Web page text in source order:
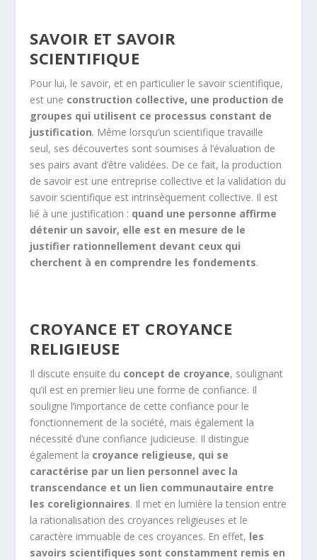
SAVOIR ET SAVOIR
SCIENTIFIQUE
Pour lui, le savoir, et en particulier le savoir scientifique,
est une construction collective, une production de
groupes qui utilisent ce processus constant de
justification. Même lorsqu’un scientifique travaille
seul, ses découvertes sont soumises à l’évaluation de
ses pairs avant d’être validées. De ce fait, la production
de savoir est une entreprise collective et la validation du
savoir scientifique est intrinsèquement collective. Il est
lié à une justification : quand une personne affirme
détenir un savoir, elle est en mesure de le
justifier rationnellement devant ceux qui
cherchent à en comprendre les fondements.
CROYANCE ET CROYANCE
RELIGIEUSE
Il discute ensuite du concept de croyance, soulignant
qu’il est en premier lieu une forme de confiance. Il
souligne l’importance de cette confiance pour le
fonctionnement de la société, mais également la
nécessité d’une confiance judicieuse. Il distingue
également la croyance religieuse, qui se
caractérise par un lien personnel avec la
transcendance et un lien communautaire entre
les coreligionnaires. Il met en lumière la tension entre
la rationalisation des croyances religieuses et le
caractère immuable de ces croyances. En effet, les
savoirs scientifiques sont constamment remis en